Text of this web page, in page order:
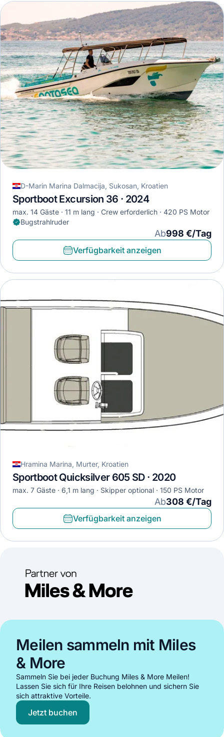
D-Marin Marina Dalmacija, Sukosan, Kroatien
Sportboot Excursion 36 · 2024
max. 14 Gäste 11 m lang Crew erforderlich
420 PS Motor
Bugstrahlruder
Ab998 €/Tag
Verfügbarkeit anzeigen
Hramina Marina, Murter, Kroatien
Sportboot Quicksilver 605 SD · 2020
max. 7 Gäste 6,1 m lang Skipper optional 150 PS Motor
Ab308 €/Tag
Verfügbarkeit anzeigen
Meilen sammeln mit Miles
& More
Sammeln Sie bei jeder Buchung Miles & More Meilen!
Lassen Sie sich für Ihre Reisen belohnen und sichern Sie
sich attraktive Vorteile.
Jetzt buchen